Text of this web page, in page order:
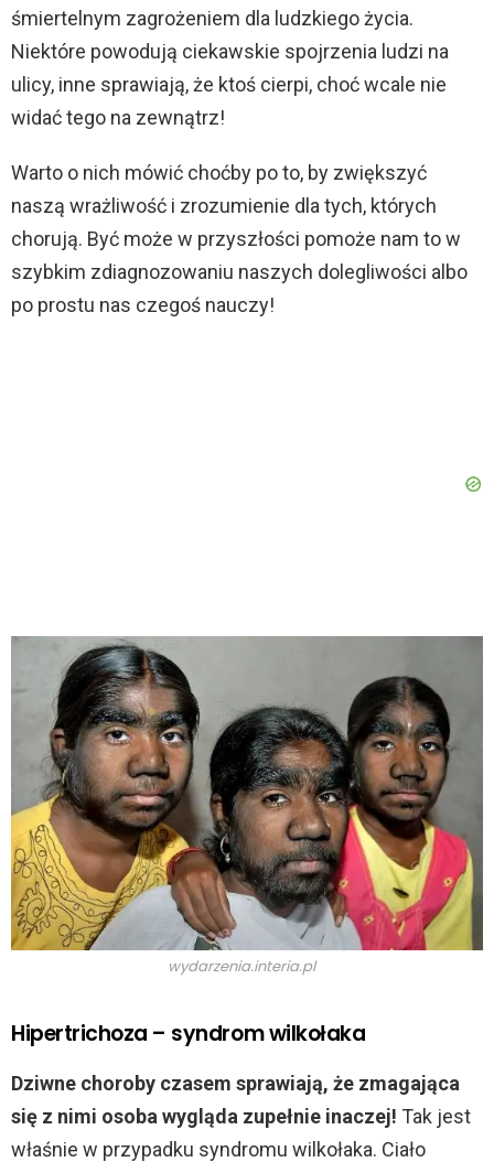
śmiertelnym zagrożeniem dla ludzkiego życia.
Niektóre powodują ciekawskie spojrzenia ludzi na
ulicy, inne sprawiają, że ktoś cierpi, choć wcale nie
widać tego na zewnątrz!
Warto o nich mówić choćby po to, by zwiększyć
naszą wrażliwość i zrozumienie dla tych, których
chorują. Być może w przyszłości pomoże nam to w
szybkim zdiagnozowaniu naszych dolegliwości albo
po prostu nas czegoś nauczy!
wydarzenia.interia.pl
Hipertrichoza – syndrom wilkołaka
Dziwne choroby czasem sprawiają, że zmagająca
się z nimi osoba wygląda zupełnie inaczej! Tak jest
właśnie w przypadku syndromu wilkołaka. Ciało